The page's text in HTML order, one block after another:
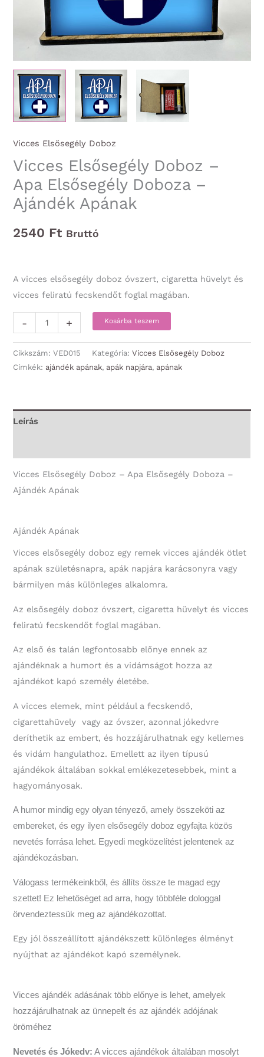
Vicces Elsősegély Doboz
Vicces Elsősegély Doboz –
Apa Elsősegély Doboza –
Ajándék Apának
2540 Ft Bruttó
A vicces elsősegély doboz óvszert, cigaretta hüvelyt és
vicces feliratú fecskendőt foglal magában.
-
Elsősegély
Doboz
-
Doboza
mennyiség
+ Kosárba teszem
Cikkszám:VED015 Kategória:Vicces Elsősegély Doboz
Címkék:ajándék apának,apák napjára,apának
Leírás
Vicces Elsősegély Doboz – Apa Elsősegély Doboza –
Ajándék Apának
Ajándék Apának
Vicces elsősegély doboz egy remek vicces ajándék ötlet
apának születésnapra, apák napjára karácsonyra vagy
bármilyen más különleges alkalomra.
Az elsősegély doboz óvszert, cigaretta hüvelyt és vicces
feliratú fecskendőt foglal magában.
Az első és talán legfontosabb előnye ennek az
ajándéknak a humort és a vidámságot hozza az
ajándékot kapó személy életébe.
A vicces elemek, mint például a fecskendő,
cigarettahüvely vagy az óvszer, azonnal jókedvre
deríthetik az embert, és hozzájárulhatnak egy kellemes
és vidám hangulathoz. Emellett az ilyen típusú
ajándékok általában sokkal emlékezetesebbek, mint a
hagyományosak.
A humor mindig egy olyan tényező, amely összeköti az
embereket, és egy ilyen elsősegély doboz egyfajta közös
nevetés forrása lehet. Egyedi megközelítést jelentenek az
ajándékozásban.
Válogass termékeinkből, és állíts össze te magad egy
szettet! Ez lehetőséget ad arra, hogy többféle dologgal
örvendeztessük meg az ajándékozottat.
Egy jól összeállított ajándékszett különleges élményt
nyújthat az ajándékot kapó személynek.
Vicces ajándék adásának több előnye is lehet, amelyek
hozzájárulhatnak az ünnepelt és az ajándék adójának
öröméhez
Nevetés és Jókedv: A vicces ajándékok általában mosolyt